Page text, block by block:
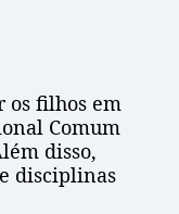
os filhos em
Comum
disso,
disciplinas